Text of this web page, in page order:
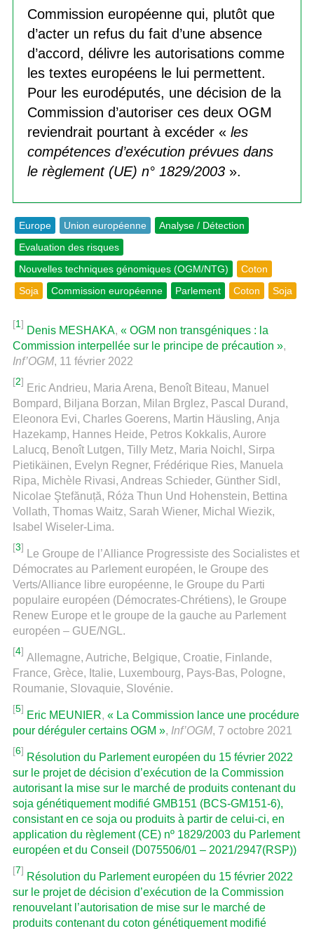
Commission européenne qui, plutôt que
d’acter un refus du fait d’une absence
d’accord, délivre les autorisations comme
les textes européens le lui permettent.
Pour les eurodéputés, une décision de la
Commission d’autoriser ces deux OGM
reviendrait pourtant à excéder « les
compétences d’exécution prévues dans
le règlement (UE) n° 1829/2003».
Europe Union européenne
Analyse / Détection
Evaluation des risques
Nouvelles techniques génomiques (OGM/NTG)
Coton
Soja
Commission européenne Parlement Coton Soja
[1]
Denis MESHAKA, « OGM non transgéniques : la
Commission interpellée sur le principe de précaution »,
Inf’OGM, 11 février 2022
[2]
Eric Andrieu, Maria Arena, Benoît Biteau, Manuel
Bompard, Biljana Borzan, Milan Brglez, Pascal Durand,
Eleonora Evi, Charles Goerens, Martin Häusling, Anja
Hazekamp, Hannes Heide, Petros Kokkalis, Aurore
Lalucq, Benoît Lutgen, Tilly Metz, Maria Noichl, Sirpa
Pietikäinen, Evelyn Regner, Frédérique Ries, Manuela
Ripa, Michèle Rivasi, Andreas Schieder, Günther Sidl,
Nicolae Ştefănuță, Róża Thun Und Hohenstein, Bettina
Vollath, Thomas Waitz, Sarah Wiener, Michal Wiezik,
Isabel Wiseler-Lima.
[3]
Le Groupe de l’Alliance Progressiste des Socialistes et
Démocrates au Parlement européen, le Groupe des
Verts/Alliance libre européenne, le Groupe du Parti
populaire européen (Démocrates-Chrétiens), le Groupe
Renew Europe et le groupe de la gauche au Parlement
européen – GUE/NGL.
[4]
Allemagne, Autriche, Belgique, Croatie, Finlande,
France, Grèce, Italie, Luxembourg, Pays-Bas, Pologne,
Roumanie, Slovaquie, Slovénie.
[5]
Eric MEUNIER, « La Commission lance une procédure
pour déréguler certains OGM », Inf’OGM, 7 octobre 2021
[6]
Résolution du Parlement européen du 15 février 2022
sur le projet de décision d’exécution de la Commission
autorisant la mise sur le marché de produits contenant du
soja génétiquement modifié GMB151 (BCS-GM151-6),
consistant en ce soja ou produits à partir de celui-ci, en
application du règlement (CE) nº 1829/2003 du Parlement
européen et du Conseil (D075506/01 – 2021/2947(RSP))
[7]
Résolution du Parlement européen du 15 février 2022
sur le projet de décision d’exécution de la Commission
renouvelant l’autorisation de mise sur le marché de
produits contenant du coton génétiquement modifié